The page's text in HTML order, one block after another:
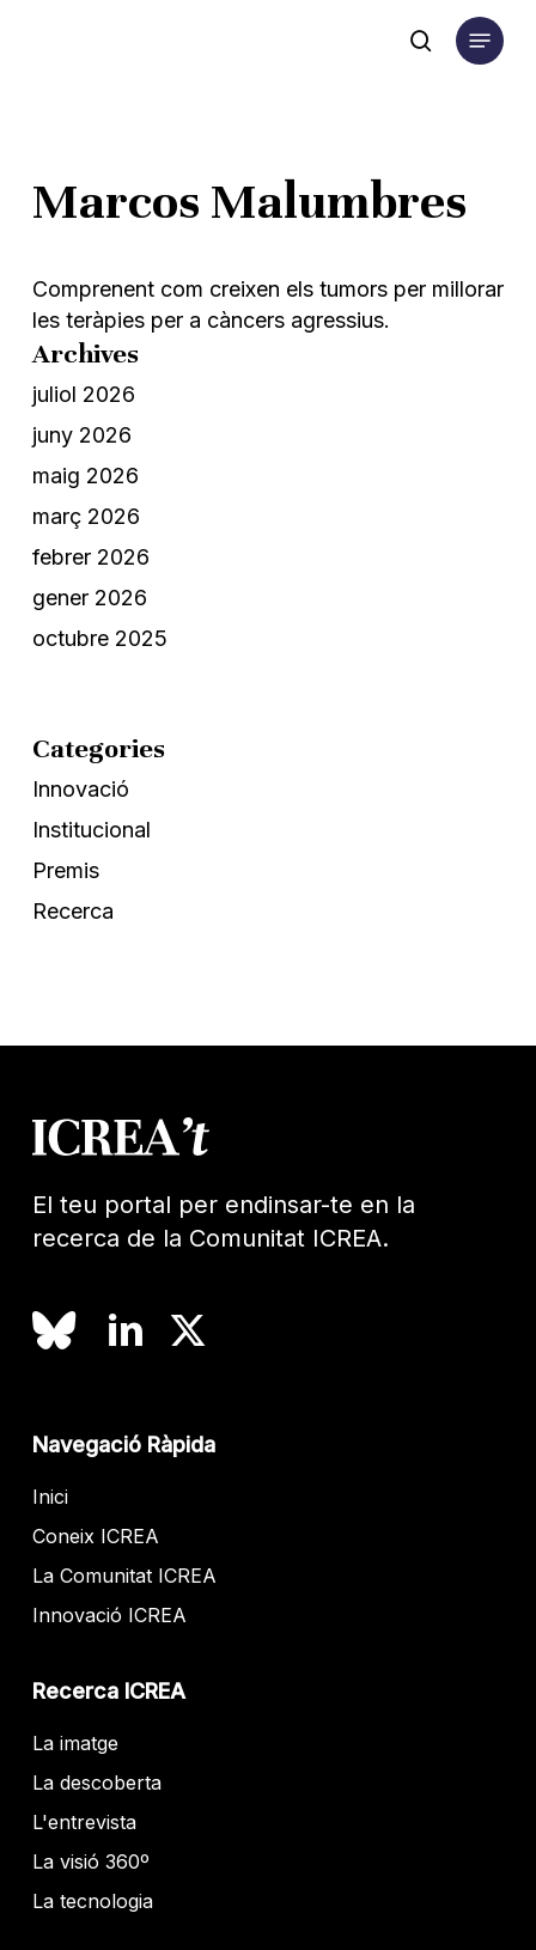
search
Menu
Marcos Malumbres
Comprenent com creixen els tumors per millorar
les teràpies per a càncers agressius.
Archives
juliol 2026
juny 2026
maig 2026
març 2026
febrer 2026
gener 2026
octubre 2025
Categories
Innovació
Institucional
Premis
Recerca
El teu portal per endinsar-te en la
recerca de la Comunitat ICREA.
Navegació Ràpida
Inici
Coneix ICREA
La Comunitat ICREA
Innovació ICREA
Recerca ICREA
La imatge
La descoberta
L'entrevista
La visió 360º
La tecnologia